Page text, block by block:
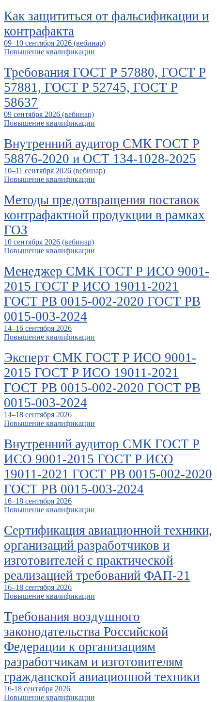
Как защититься от фальсификации и
контрафакта
09–10 сентября 2026 (вебинар)
Повышение квалификации
Требования ГОСТ Р 57880, ГОСТ Р
57881, ГОСТ Р 52745, ГОСТ Р
58637
09 сентября 2026 (вебинар)
Повышение квалификации
Внутренний аудитор СМК ГОСТ Р
58876-2020 и ОСТ 134-1028-2025
10–11 сентября 2026 (вебинар)
Повышение квалификации
Методы предотвращения поставок
контрафактной продукции в рамках
ГОЗ
10 сентября 2026 (вебинар)
Повышение квалификации
Менеджер СМК ГОСТ Р ИСО 9001-
2015 ГОСТ Р ИСО 19011-2021
ГОСТ РВ 0015-002-2020 ГОСТ РВ
0015-003-2024
14–16 сентября 2026
Повышение квалификации
Эксперт СМК ГОСТ Р ИСО 9001-
2015 ГОСТ Р ИСО 19011-2021
ГОСТ РВ 0015-002-2020 ГОСТ РВ
0015-003-2024
14–18 сентября 2026
Повышение квалификации
Внутренний аудитор СМК ГОСТ Р
ИСО 9001-2015 ГОСТ Р ИСО
19011-2021 ГОСТ РВ 0015-002-2020
ГОСТ РВ 0015-003-2024
16–18 сентября 2026
Повышение квалификации
Сертификация авиационной техники,
организаций разработчиков и
изготовителей с практической
реализацией требований ФАП-21
16–18 сентября 2026
Повышение квалификации
Требования воздушного
законодательства Российской
Федерации к организациям
разработчикам и изготовителям
гражданской авиационной техники
16-18 сентября 2026
Повышение квалификации